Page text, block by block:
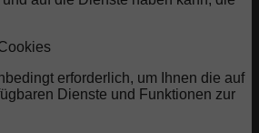
erforderlich, um Ihnen die auf
Dienste und Funktionen zur